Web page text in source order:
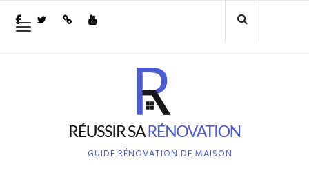
Toggle
GUIDE RÉNOVATION DE MAISON